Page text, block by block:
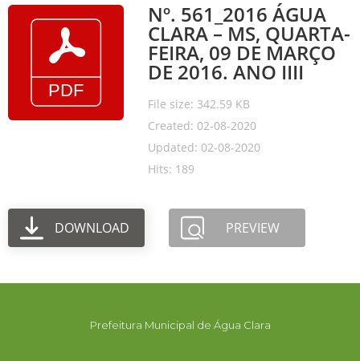
Nº. 561_2016 ÁGUA
CLARA – MS, QUARTA-
FEIRA, 09 DE MARÇO
DE 2016. ANO IIII
File size: 342.59 KB
Created: 02-08-2020
Updated: 02-08-2020
Hits: 189
DOWNLOAD PREVIEW
Prefeitura Municipal de Água Clara